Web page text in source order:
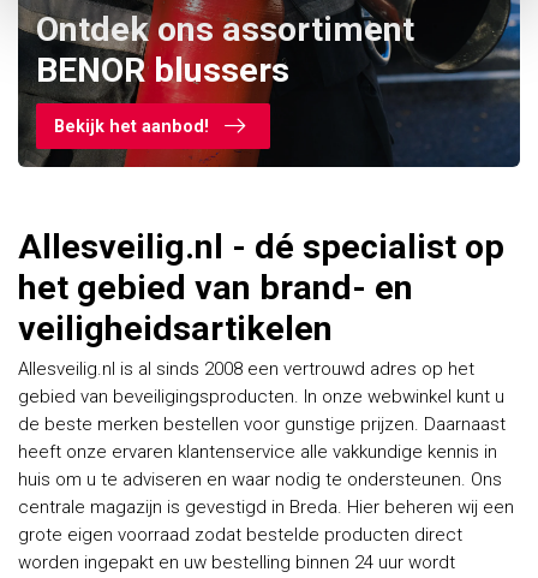
Ontdek ons assortiment
BENOR blussers
Bekijk het aanbod!
Allesveilig.nl - dé specialist op
het gebied van brand- en
veiligheidsartikelen
Allesveilig.nl is al sinds 2008 een vertrouwd adres op het
gebied van beveiligingsproducten. In onze webwinkel kunt u
de beste merken bestellen voor gunstige prijzen. Daarnaast
heeft onze ervaren klantenservice alle vakkundige kennis in
huis om u te adviseren en waar nodig te ondersteunen. Ons
centrale magazijn is gevestigd in Breda. Hier beheren wij een
grote eigen voorraad zodat bestelde producten direct
worden ingepakt en uw bestelling binnen 24 uur wordt